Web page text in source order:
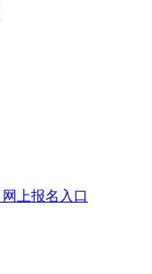
网上报名入口